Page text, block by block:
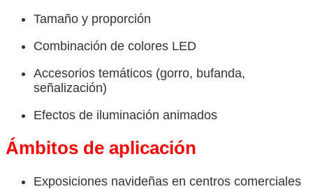
Tamaño y proporción
Combinación de colores LED
Accesorios temáticos (gorro, bufanda,
señalización)
Efectos de iluminación animados
Ámbitos de aplicación
Exposiciones navideñas en centros comerciales